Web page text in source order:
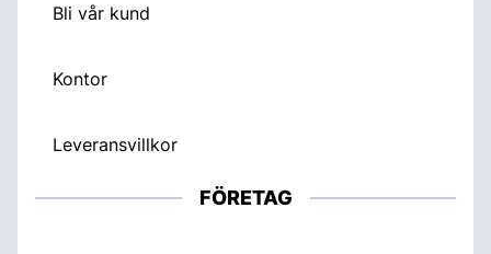
Bli vår kund
Kontor
Leveransvillkor
FÖRETAG